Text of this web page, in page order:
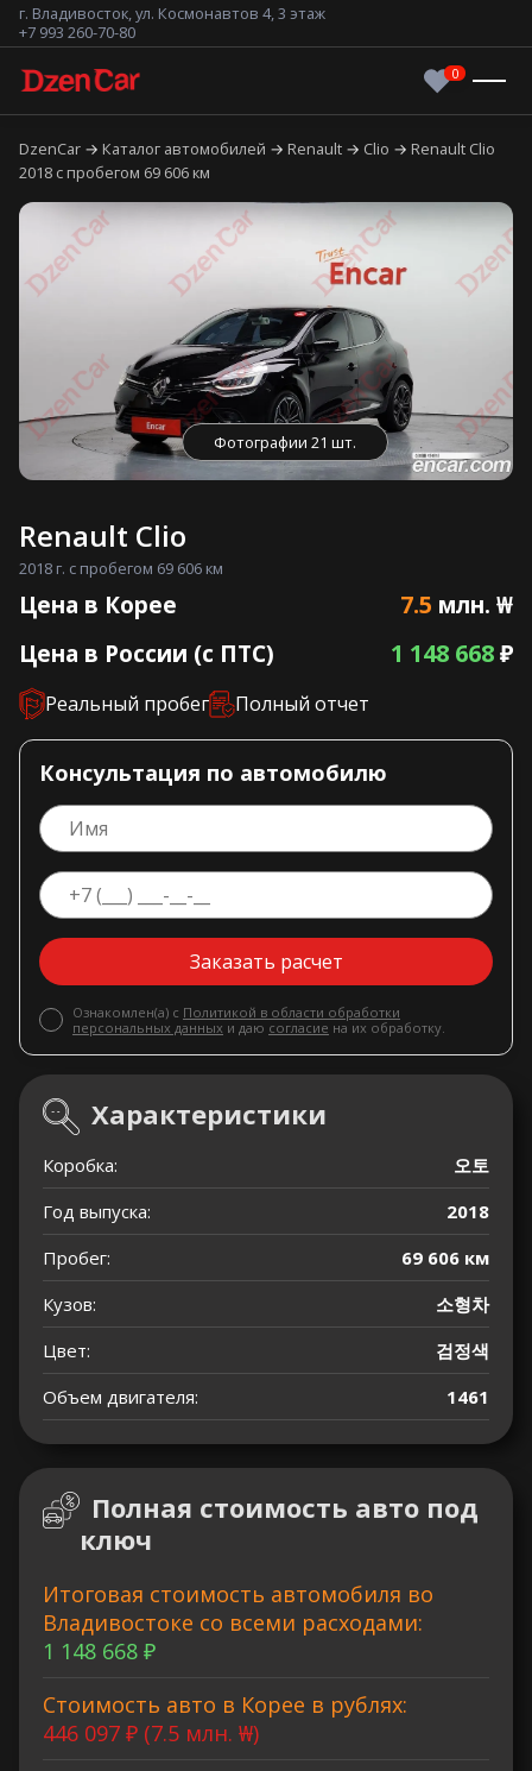
г. Владивосток, ул. Космонавтов 4, 3 этаж
+7 993 260-70-80
DzenCar Каталог автомобилей Renault Clio
Renault Clio
2018 с пробегом 69 606 км
Фотографии 21 шт.
Renault Clio
2018 г. с пробегом 69 606 км
Цена в Корее 7.5 млн. ₩
Цена в России (с ПТС)
1 148 668₽
Реальный пробег Полный отчет
Консультация по автомобилю
Заказать расчет
Ознакомлен(а) с Политикой в области обработки
персональных данных и даю согласие на их обработку.
Характеристики
Коробка:
오토
Год выпуска:
2018
Пробег:
69 606 км
Кузов:
소형차
Цвет:
검정색
Объем двигателя:
1461
Полная стоимость авто под
ключ
Итоговая стоимость автомобиля во
Владивостоке со всеми расходами:
1 148 668 ₽
Стоимость авто в Корее в рублях:
446 097 ₽ (7.5 млн. ₩)